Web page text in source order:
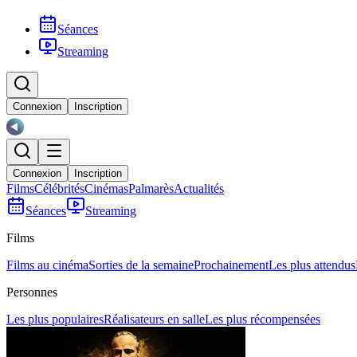
Séances
Streaming
Connexion Inscription
Connexion Inscription
FilmsCélébritésCinémasPalmarèsActualités
Séances
Streaming
Films
Films au cinémaSorties de la semaineProchainementLes plus attendus
Personnes
Les plus populairesRéalisateurs en salleLes plus récompensées